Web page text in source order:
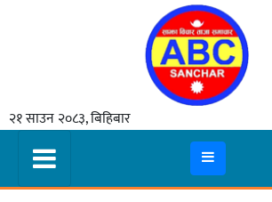
२१ साउन २०८३, बिहिबार
समाचार
मुख्य
समाचार